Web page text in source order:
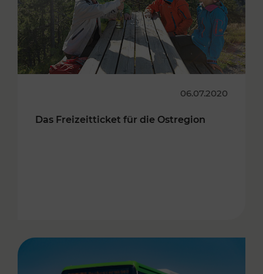
06.07.2020
Das Freizeitticket für die Ostregion